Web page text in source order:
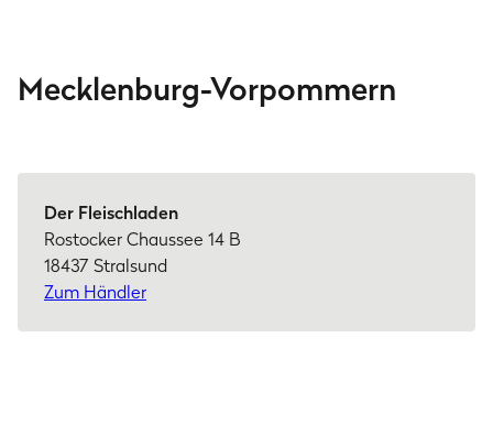
Mecklenburg-Vorpommern
Der Fleischladen
Rostocker Chaussee 14 B
18437 Stralsund
Zum Händler